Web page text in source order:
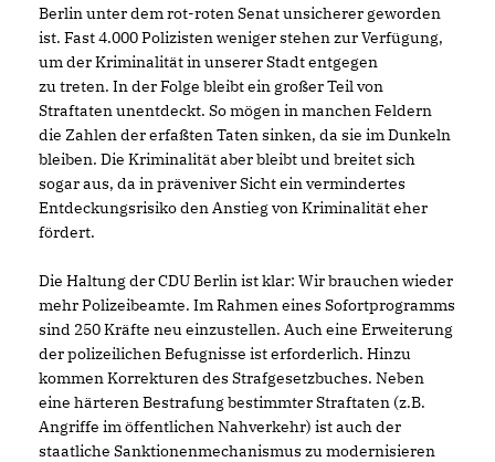
Berlin unter dem rot-roten Senat unsicherer geworden
ist. Fast 4.000 Polizisten weniger stehen zur Verfügung,
um der Kriminalität in unserer Stadt entgegen
zu treten. In der Folge bleibt ein großer Teil von
Straftaten unentdeckt. So mögen in manchen Feldern
die Zahlen der erfaßten Taten sinken, da sie im Dunkeln
bleiben. Die Kriminalität aber bleibt und breitet sich
sogar aus, da in präveniver Sicht ein vermindertes
Entdeckungsrisiko den Anstieg von Kriminalität eher
fördert.
Die Haltung der CDU Berlin ist klar: Wir brauchen wieder
mehr Polizeibeamte. Im Rahmen eines Sofortprogramms
sind 250 Kräfte neu einzustellen. Auch eine Erweiterung
der polizeilichen Befugnisse ist erforderlich. Hinzu
kommen Korrekturen des Strafgesetzbuches. Neben
eine härteren Bestrafung bestimmter Straftaten (z.B.
Angriffe im öffentlichen Nahverkehr) ist auch der
staatliche Sanktionenmechanismus zu modernisieren